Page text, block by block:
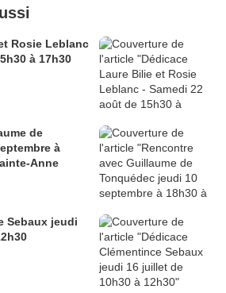
Rosie Leblanc
à 17h30
de
à
Anne
Sebaux jeudi